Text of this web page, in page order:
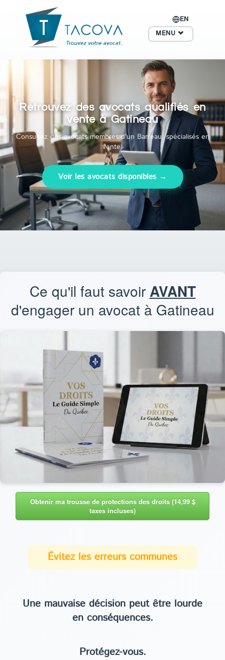
EN
MENU
Retrouvez des avocats qualifiés en
vente à Gatineau
Consultez des avocats membres d'un Barreau, spécialisés en
vente.
Voir les avocats disponibles →
Ce qu'il faut savoir AVANT
d'engager un avocat à Gatineau
Obtenir ma trousse de protections des droits (14,99 $
taxes incluses)
Évitez les erreurs communes
Une mauvaise décision peut être lourde
en conséquences.
Protégez-vous.